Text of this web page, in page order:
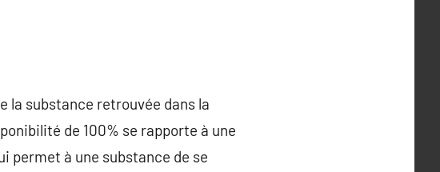
la substance retrouvée dans la
de 100% se rapporte à une
permet à une substance de se